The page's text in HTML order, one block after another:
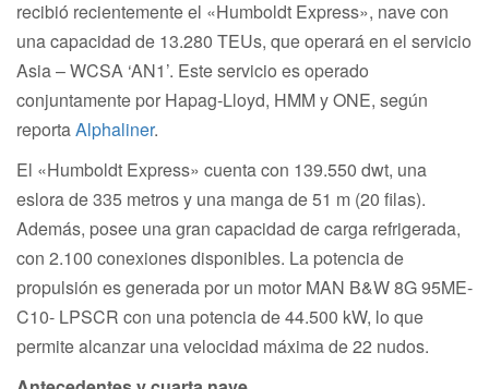
recibió recientemente el «Humboldt Express», nave con
una capacidad de 13.280 TEUs, que operará en el servicio
Asia – WCSA ‘AN1’. Este servicio es operado
conjuntamente por Hapag-Lloyd, HMM y ONE, según
reportaAlphaliner.
El «Humboldt Express» cuenta con 139.550 dwt, una
eslora de 335 metros y una manga de 51 m (20 filas).
Además, posee una gran capacidad de carga refrigerada,
con 2.100 conexiones disponibles. La potencia de
propulsión es generada por un motor MAN B&W 8G 95ME-
C10- LPSCR con una potencia de 44.500 kW, lo que
permite alcanzar una velocidad máxima de 22 nudos.